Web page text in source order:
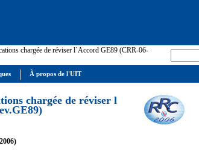
chargée de réviser l´Accord GE89 (CRR-06-
chargée de réviser l
À propos de l'UIT